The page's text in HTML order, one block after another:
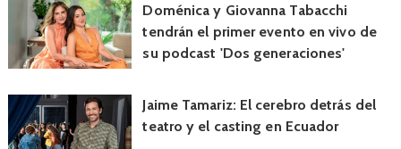
Doménica y Giovanna Tabacchi
tendrán el primer evento en vivo de
su podcast 'Dos generaciones'
Jaime Tamariz: El cerebro detrás del
teatro y el casting en Ecuador